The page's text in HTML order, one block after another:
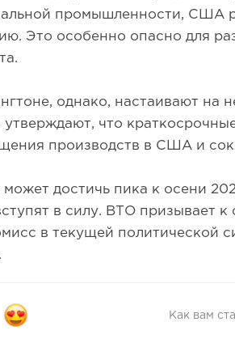
промышленности, США
Это особенно опасно для
однако, настаивают на
утверждают, что
производств в США и
может достичь пика к осени
в силу. ВТО призывает
в текущей политической
Как вам